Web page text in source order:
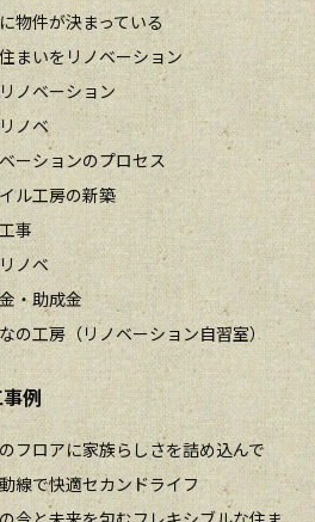
物件が決まっている
まいをリノベーション
ノベーション
ノベ
ーションのプロセス
ル工房の新築
事
ノベ
・助成金
の工房（リノベーション自習室）
例
フロアに家族らしさを詰め込んで
線で快適セカンドライフ